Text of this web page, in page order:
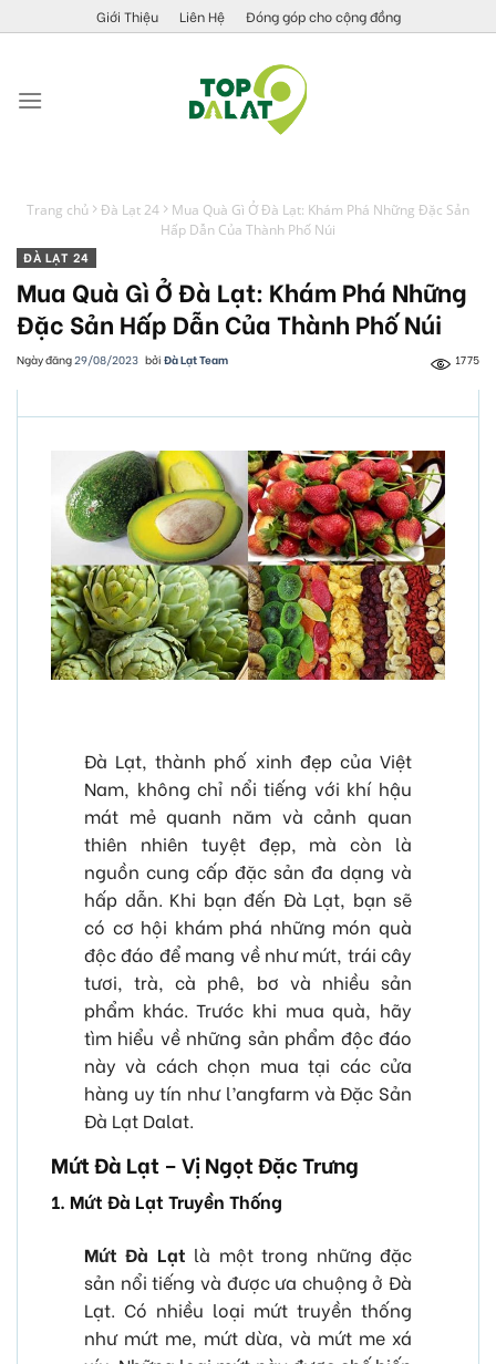
to
Giới Thiệu Liên Hệ Đóng góp cho cộng đồng
Trang chủ Đà Lạt 24
Mua Quà Gì Ở Đà Lạt: Khám Phá Những Đặc Sản
Hấp Dẫn Của Thành Phố Núi
ĐÀ LẠT 24
Mua Quà Gì Ở Đà Lạt: Khám Phá Những
Đặc Sản Hấp Dẫn Của Thành Phố Núi
Ngày đăng 29/08/2023 bởi Đà Lạt Team 1775
Đà Lạt, thành phố xinh đẹp của Việt
Nam, không chỉ nổi tiếng với khí hậu
mát mẻ quanh năm và cảnh quan
thiên nhiên tuyệt đẹp, mà còn là
nguồn cung cấp đặc sản đa dạng và
hấp dẫn. Khi bạn đến Đà Lạt, bạn sẽ
có cơ hội khám phá những món quà
độc đáo để mang về như mứt, trái cây
tươi, trà, cà phê, bơ và nhiều sản
phẩm khác. Trước khi mua quà, hãy
tìm hiểu về những sản phẩm độc đáo
này và cách chọn mua tại các cửa
hàng uy tín như l’angfarm và Đặc Sản
Đà Lạt Dalat.
Mứt Đà Lạt – Vị Ngọt Đặc Trưng
1. Mứt Đà Lạt Truyền Thống
Mứt Đà Lạt là một trong những đặc
sản nổi tiếng và được ưa chuộng ở Đà
Lạt. Có nhiều loại mứt truyền thống
như mứt me, mứt dừa, và mứt me xá